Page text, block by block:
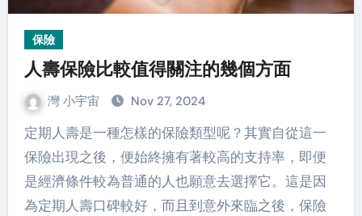
保險
人壽保險比較值得關注的幾個方面
灣 小宇宙 Nov 27, 2024
定期人壽是一種怎樣的保險類型呢？其實自從這一
保險出現之後，便始終擁有著較高的支持率，即便
是經濟條件較為普通的人也願意去選擇它。這是因
為定期人壽口碑較好，而且到意外來臨之後，保險